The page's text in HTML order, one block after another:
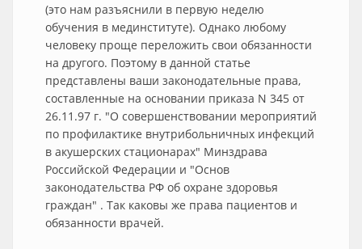
(это нам разъяснили в первую неделю
обучения в мединституте). Однако любому
человеку проще переложить свои обязанности
на другого. Поэтому в данной статье
представлены ваши законодательные права,
составленные на основании приказа N 345 от
26.11.97 г. "О совершенствовании мероприятий
по профилактике внутрибольничных инфекций
в акушерских стационарах" Минздрава
Российской Федерации и "Основ
законодательства РФ об охране здоровья
граждан" . Так каковы же права пациентов и
обязанности врачей.